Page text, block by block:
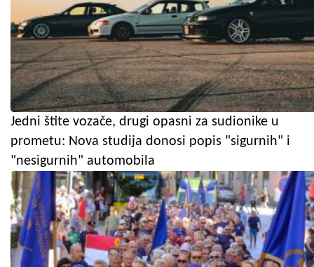
Jedni štite vozače, drugi opasni za sudionike u
prometu: Nova studija donosi popis "sigurnih" i
"nesigurnih" automobila